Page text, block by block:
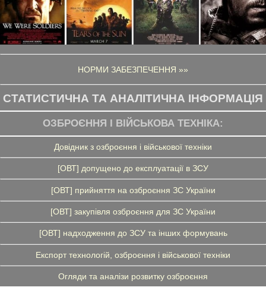
НОРМИ ЗАБЕЗПЕЧЕННЯ »»
СТАТИСТИЧНА ТА АНАЛІТИЧНА ІНФОРМАЦІЯ
ОЗБРОЄННЯ І ВІЙСЬКОВА ТЕХНІКА:
Довідник з озброєння і військової техніки
[ОВТ] допущено до експлуатації в ЗСУ
[ОВТ] прийняття на озброєння ЗС України
[ОВТ] закупівля озброєння для ЗС України
[ОВТ] надходження до ЗСУ та інших формувань
Експорт технологій, озброєння і військової техніки
Огляди та аналізи розвитку озброєння